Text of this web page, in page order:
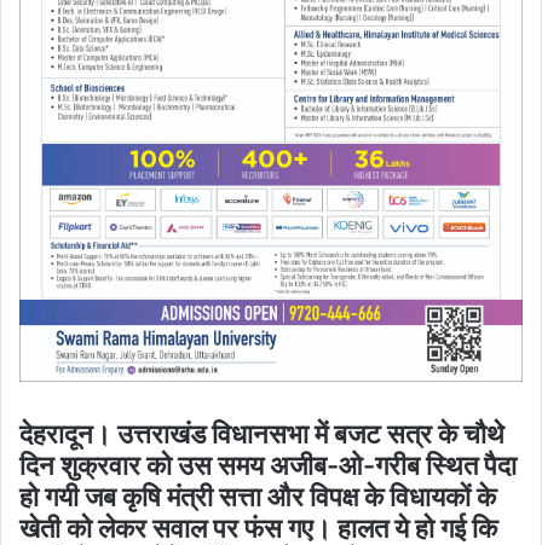
देहरादून। उत्तराखंड विधानसभा में बजट सत्र के चौथे
दिन शुक्रवार को उस समय अजीब-ओ-गरीब स्थित पैदा
हो गयी जब कृषि मंत्री सत्ता और विपक्ष के विधायकों के
खेती को लेकर सवाल पर फंस गए। हालत ये हो गई कि